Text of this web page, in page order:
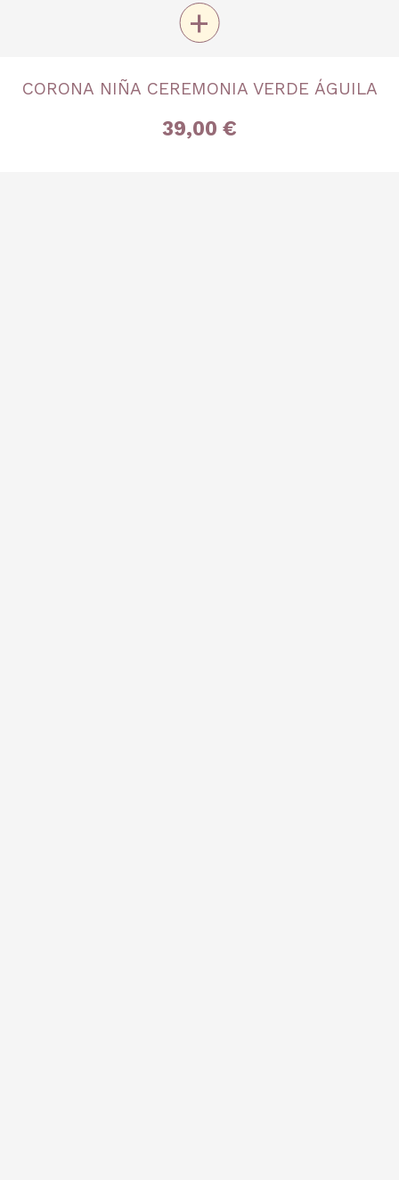
Única
+
CORONA NIÑA CEREMONIA VERDE ÁGUILA
39,00 €